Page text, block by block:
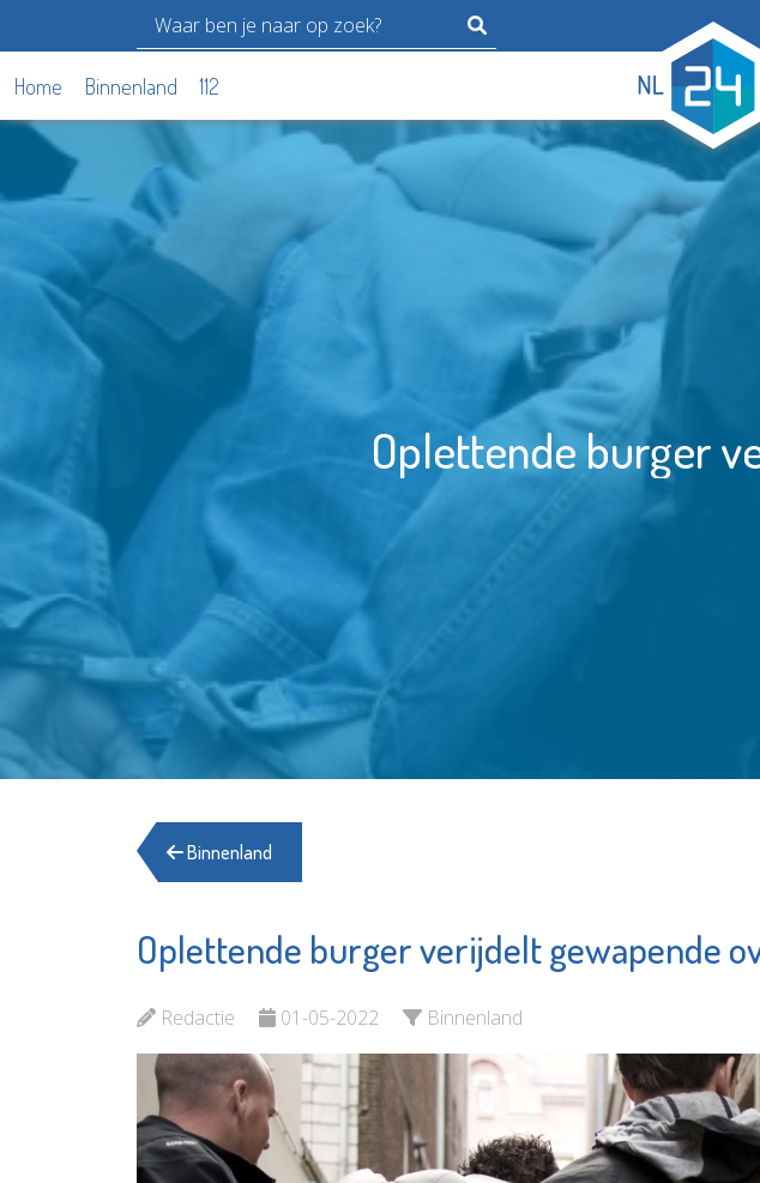
Home Binnenland 112
Oplettende burger
Binnenland
Oplettende burger verijdelt gewapende
Redactie 01-05-2022 Binnenland